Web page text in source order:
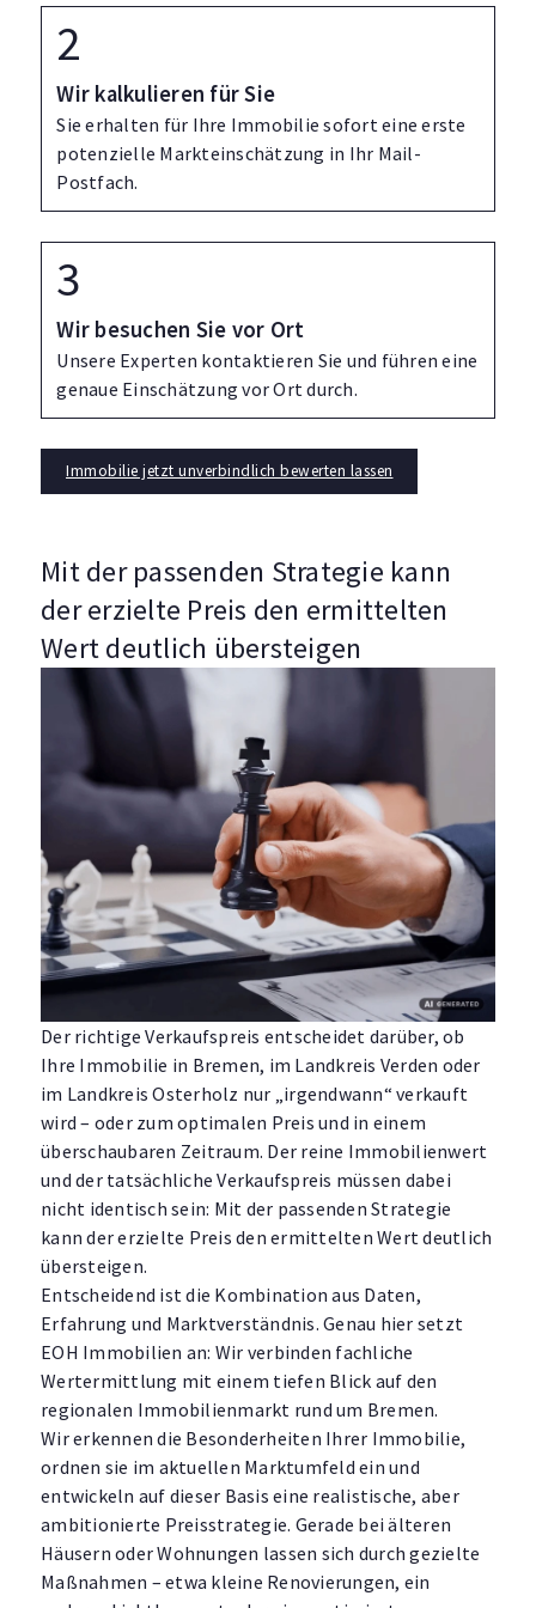
Wir kalkulieren für Sie
Sie erhalten für Ihre Immobilie sofort eine erste
potenzielle Markteinschätzung in Ihr Mail-
Postfach.
Wir besuchen Sie vor Ort
Unsere Experten kontaktieren Sie und führen eine
genaue Einschätzung vor Ort durch.
Immobilie jetzt unverbindlich bewerten lassen
Mit der passenden Strategie kann
der erzielte Preis den ermittelten
Wert deutlich übersteigen
Der richtige Verkaufspreis entscheidet darüber, ob
Ihre Immobilie in Bremen, im Landkreis Verden oder
im Landkreis Osterholz nur „irgendwann“ verkauft
wird – oder zum optimalen Preis und in einem
überschaubaren Zeitraum. Der reine Immobilienwert
und der tatsächliche Verkaufspreis müssen dabei
nicht identisch sein: Mit der passenden Strategie
kann der erzielte Preis den ermittelten Wert deutlich
übersteigen.
Entscheidend ist die Kombination aus Daten,
Erfahrung und Marktverständnis. Genau hier setzt
EOH Immobilien an: Wir verbinden fachliche
Wertermittlung mit einem tiefen Blick auf den
regionalen Immobilienmarkt rund um Bremen.
Wir erkennen die Besonderheiten Ihrer Immobilie,
ordnen sie im aktuellen Marktumfeld ein und
entwickeln auf dieser Basis eine realistische, aber
ambitionierte Preisstrategie. Gerade bei älteren
Häusern oder Wohnungen lassen sich durch gezielte
Maßnahmen – etwa kleine Renovierungen, ein